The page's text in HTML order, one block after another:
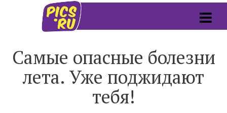
Самые опасные болезни
лета. Уже поджидают
тебя!